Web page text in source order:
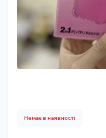
Немає в наявності